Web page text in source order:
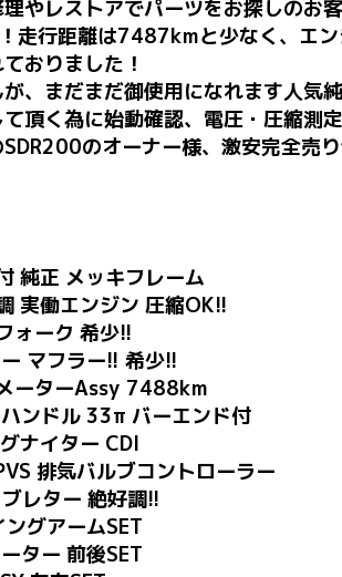
やレストアでパーツをお探しのお
走行距離は7487kmと少なく、エ
おりました！
、まだまだ御使用になれます人気
頂く為に始動確認、電圧・圧縮測
のオーナー様、激安完全売
純正 メッキフレーム
実働エンジン 圧縮OK!!
ォーク 希少!!
マフラー!! 希少!!
ーターAssy 7488km
ンドル 33π バーエンド付
ナイター CDI
排気バルブコントローラー
レター 絶好調!!
グアームSET
ター 前後SET